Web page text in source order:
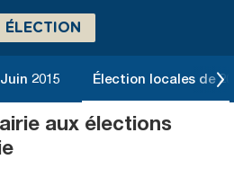
ÉLECTION
2015 Élection locales de
aux élections